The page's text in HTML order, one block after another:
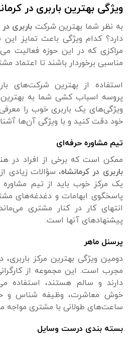
ویژگی بهترین باربری در
به نظر شما بهترین شرکت باربری
دارد؟ کدام ویژگی باعث تمایز
مراکزی که در این حوزه فعالیت
مناسبی برخوردار باشند تا اعتماد
استفاده از بهترین شرکت‌های
پروسه اسباب کشی شما به
ویژگی‌های یک باربری خوب را
خود دقت کنید و با ویژگی آن‌ها
تیم مشاوره حرفه‌ای
ممکن است که برخی از افراد در
باربری در کرمانشاه، سؤالات زیادی
یک مرکز خوب باید از تیم مشاوره
پاسخگوی ابهامات و دغدغه‌های
انتهای کار در کنار مشتری
پیشنهادهای آنها است.
پرسنل ماهر
دومین ویژگی بهترین مرکز
مجرب است. این مجموعه از
دارند و سالم هستند، استفاده
خوش معاشرت، وظیفه شناس و
ساعت‌های طولانی با مشتری مواجه
بسته بندی درست وسایل